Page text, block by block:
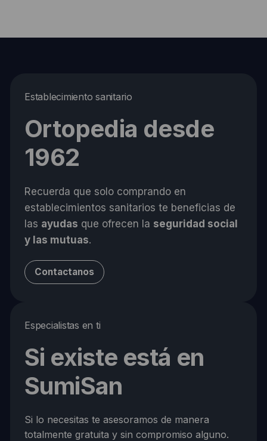
Establecimiento sanitario
Ortopedia desde
1962
Recuerda que solo comprando en
establecimientos sanitarios te beneficias de
las ayudas que ofrecen la seguridad social
y las mutuas.
Contactanos
Especialistas en ti
Si existe está en
SumiSan
Si lo necesitas te asesoramos de manera
totalmente gratuita y sin compromiso alguno.